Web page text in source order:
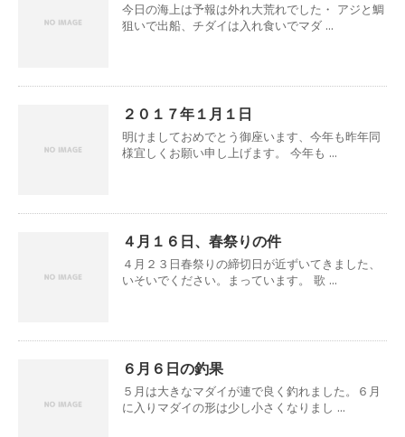
今日の海上は予報は外れ大荒れでした・ アジと鯛
狙いで出船、チダイは入れ食いでマダ ...
２０１７年１月１日
明けましておめでとう御座います、今年も昨年同
様宜しくお願い申し上げます。 今年も ...
４月１６日、春祭りの件
４月２３日春祭りの締切日が近ずいてきました、
いそいでください。まっています。 歌 ...
６月６日の釣果
５月は大きなマダイが連で良く釣れました。６月
に入りマダイの形は少し小さくなりまし ...